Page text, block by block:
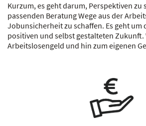
Kurzum, es geht darum, Perspektiven zu
passenden Beratung Wege aus der
Jobunsicherheit zu schaffen. Es geht um
positiven und selbst gestalteten Zukunft.
Arbeitslosengeld und hin zum eigenen